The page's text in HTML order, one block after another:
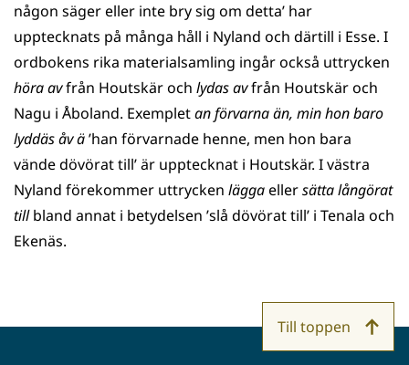
någon säger eller inte bry sig om detta’ har
upptecknats på många håll i Nyland och därtill i Esse. I
ordbokens rika materialsamling ingår också uttrycken
höra avfrån Houtskär och lydas avfrån Houtskär och
Nagu i Åboland. Exempletan förvarna än, min hon baro
lyddäs åv ä’han förvarnade henne, men hon bara
vände dövörat till’ är upptecknat i Houtskär. I västra
Nyland förekommer uttrycken läggaellersätta långörat
tillbland annat i betydelsen ’slå dövörat till’ i Tenala och
Ekenäs.
Till toppen